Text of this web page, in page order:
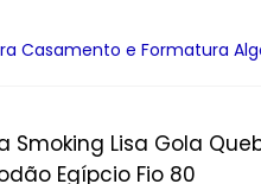
Casamento e Formatura
Smoking Lisa Gola
Egípcio Fio 80